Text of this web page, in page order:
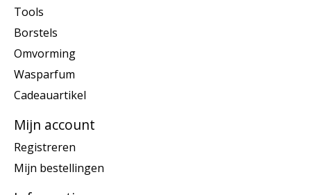
Tools
Borstels
Omvorming
Wasparfum
Cadeauartikel
Mijn account
Registreren
Mijn bestellingen